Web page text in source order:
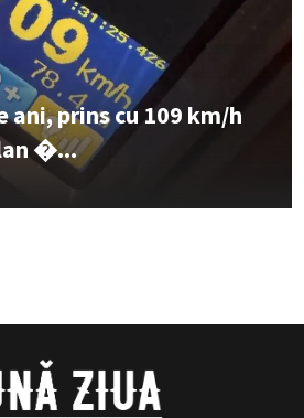
ani, prins cu 109 km/h
�...